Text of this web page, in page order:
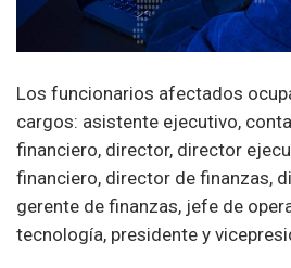
Los funcionarios afectados
cargos: asistente ejecutivo,
financiero, director, director
financiero, director de finanzas,
gerente de finanzas, jefe de
tecnología, presidente y